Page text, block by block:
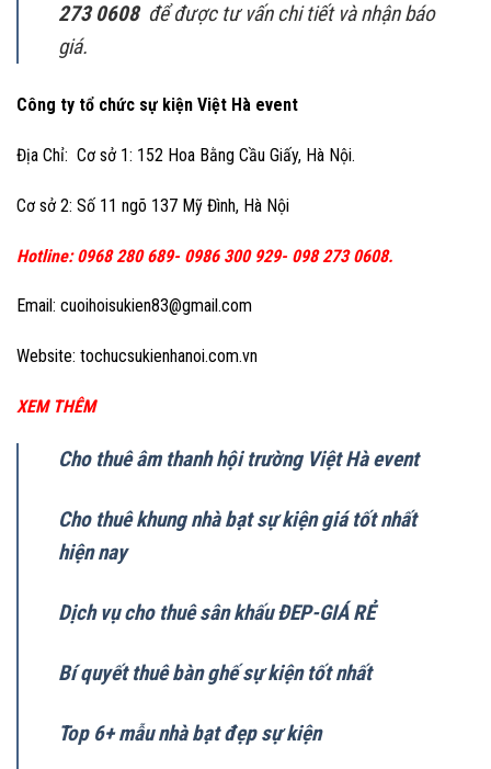
273 0608 để được tư vấn chi tiết và nhận báo
giá.
Công ty tổ chức sự kiện Việt Hà event
Địa Chỉ: Cơ sở 1: 152 Hoa Bằng Cầu Giấy, Hà Nội.
Cơ sở 2: Số 11 ngõ 137 Mỹ Đình, Hà Nội
Hotline: 0968 280 689- 0986 300 929- 098 273 0608.
Email: cuoihoisukien83@gmail.com
Website: tochucsukienhanoi.com.vn
XEM THÊM
Cho thuê âm thanh hội trường Việt Hà event
Cho thuê khung nhà bạt sự kiện giá tốt nhất
hiện nay
Dịch vụ cho thuê sân khấu ĐEP-GIÁ RẺ
Bí quyết thuê bàn ghế sự kiện tốt nhất
Top 6+ mẫu nhà bạt đẹp sự kiện